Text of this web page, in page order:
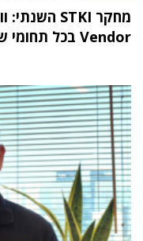
Vendor בכל תחומי שוק ה-IT